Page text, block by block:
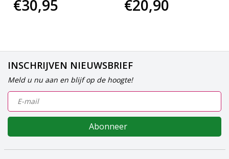
€30,95 €20,90
INSCHRIJVEN NIEUWSBRIEF
Meld u nu aan en blijf op de hoogte!
Abonneer